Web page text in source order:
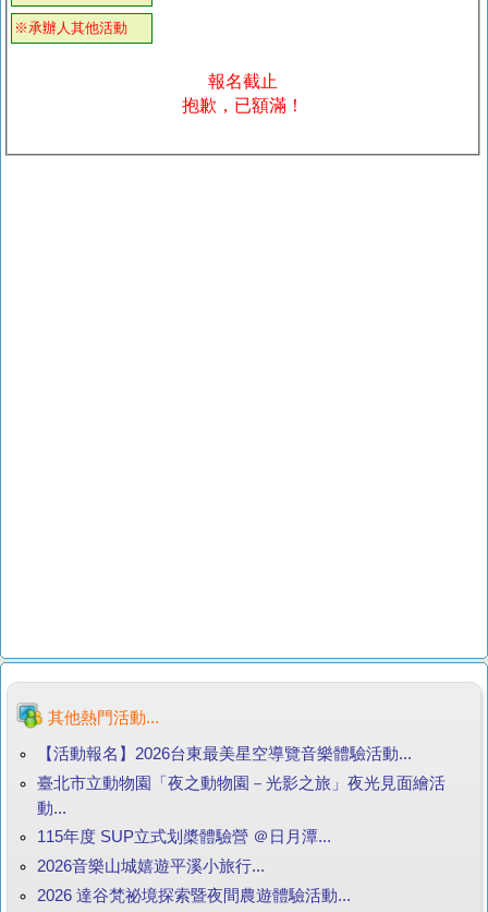
※承辦人其他活動
報名截止
抱歉，已額滿！
其他熱門活動...
【活動報名】2026台東最美星空導覽音樂體驗活動...
臺北市立動物園「夜之動物園－光影之旅」夜光見面繪活
動...
115年度 SUP立式划槳體驗營 ＠日月潭...
2026音樂山城嬉遊平溪小旅行...
2026 達谷梵祕境探索暨夜間農遊體驗活動...